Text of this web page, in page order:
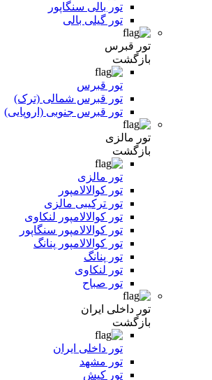
تور بالی سنگاپور
تور گیلی بالی
تور قبرس
بازگشت
تور قبرس
تور قبرس شمالی (ترک)
تور قبرس جنوبی (اروپایی)
تور مالزی
بازگشت
تور مالزی
تور کوالالامپور
تور ترکیبی مالزی
تور کوالالامپور لنکاوی
تور کوالالامپور سنگاپور
تور کوالالامپور پنانگ
تور پنانگ
تور لنکاوی
تور صباح
تور داخلی ایران
بازگشت
تور داخلی ایران
تور مشهد
تور کیش